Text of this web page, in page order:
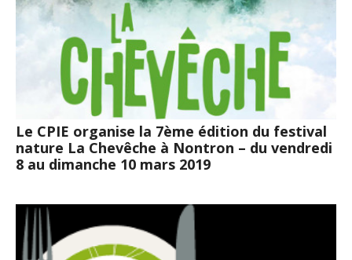
Le CPIE organise la 7ème édition du festival
nature La Chevêche à Nontron – du vendredi
8 au dimanche 10 mars 2019